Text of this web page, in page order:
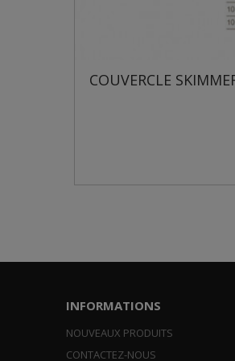
SKIMMER POOLS
INFORMATIONS
NOUVEAUX PRODUITS
CONTACTEZ-NOUS